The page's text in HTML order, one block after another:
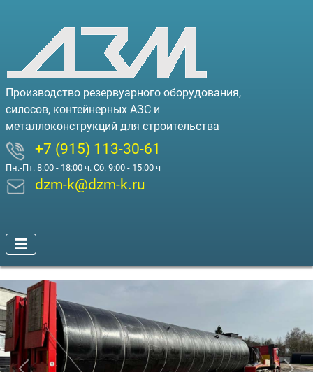
Производство резервуарного оборудования,
силосов, контейнерных АЗС и
металлоконструкций для строительства
+7 (915) 113-30-61
Пн.-Пт. 8:00 - 18:00 ч. Сб. 9:00 - 15:00 ч
dzm-k@dzm-k.ru